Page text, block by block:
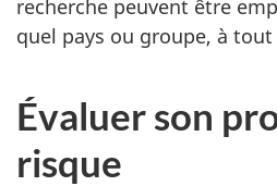
recherche peuvent être
quel pays ou groupe, à
Évaluer son
risque